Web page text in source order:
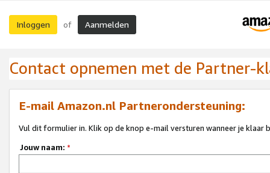
Inloggen of Aanmelden
Contact opnemen met de Partner-
E-mail Amazon.nl Partnerondersteuning:
Vul dit formulier in. Klik op de knop e-mail versturen wanneer je klaar
Jouw naam: *